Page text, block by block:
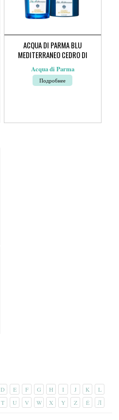
ACQUA DI PARMA BLU
MEDITERRANEO CEDRO DI
TAORMINA
Acqua di Parma
Подробнее
D E F G H I J K
L
T U V W X Y Z É Л